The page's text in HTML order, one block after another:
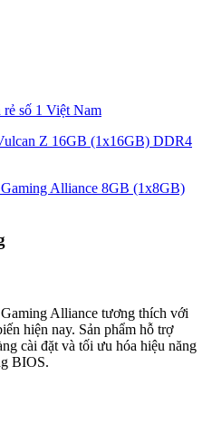
rẻ số 1 Việt Nam
Z 16GB (1x16GB) DDR4
Alliance 8GB (1x8GB)
Alliance tương thích với
hiện nay. Sản phẩm hỗ trợ
cài đặt và tối ưu hóa hiệu năng
BIOS.